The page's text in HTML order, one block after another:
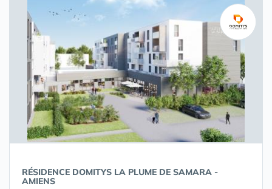
RÉSIDENCE DOMITYS LA PLUME DE SAMARA -
AMIENS